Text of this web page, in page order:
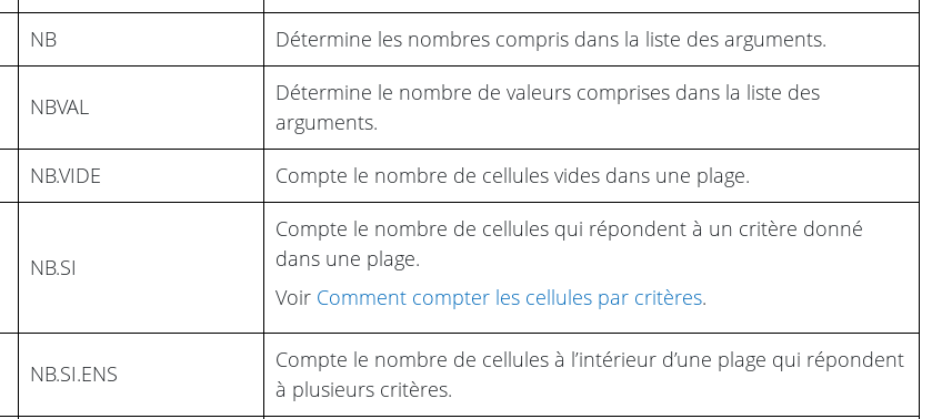
NB Détermine les nombres compris dans la liste des arguments.
NBVAL
Détermine le nombre de valeurs comprises dans la liste des
arguments.
NB.VIDE Compte le nombre de cellules vides dans une plage.
NB.SI
Compte le nombre de cellules qui répondent à un critère donné
dans une plage.
Voir Comment compter les cellules par critères.
NB.SI.ENS
Compte le nombre de cellules à l’intérieur d’une plage qui répondent
à plusieurs critères.